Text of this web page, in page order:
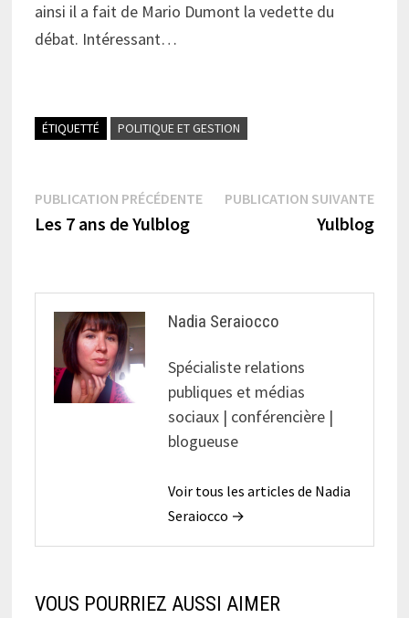
ainsi il a fait de Mario Dumont la vedette du
débat. Intéressant…
ÉTIQUETTÉ POLITIQUE ET GESTION
Navigation
de
PUBLICATION PRÉCÉDENTEPublication
Les 7 ans de Yulblog
PUBLICATION SUIVANTE
Yulblog
Nadia Seraiocco
Spécialiste relations
publiques et médias
sociaux | conférencière |
blogueuse
Voir tous les articles de Nadia
Seraiocco →
VOUS POURRIEZ AUSSI AIMER